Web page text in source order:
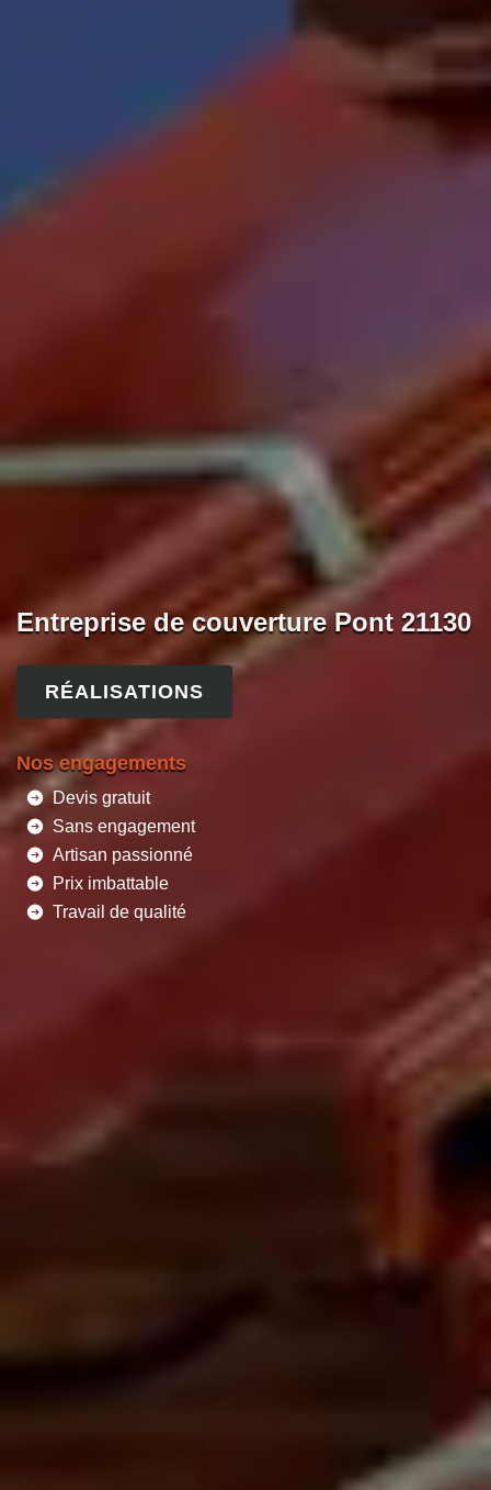
Entreprise de couverture Pont 21130
RÉALISATIONS
Nos engagements
Devis gratuit
Sans engagement
Artisan passionné
Prix imbattable
Travail de qualité